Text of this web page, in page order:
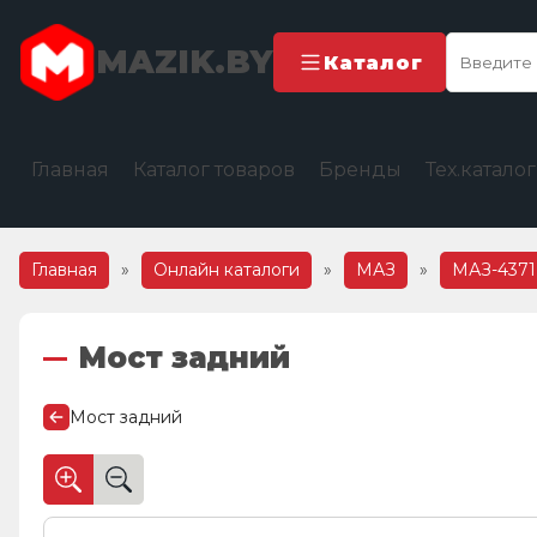
MAZIK.BY Каталог
Главная Каталог товаров Бренды
Главная » Онлайн каталоги » МАЗ » МАЗ-
Мост задний
Мост задний